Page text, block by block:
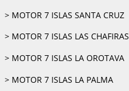
> MOTOR 7 ISLAS SANTA CRUZ
> MOTOR 7 ISLAS LAS CHAFIRAS
> MOTOR 7 ISLAS LA OROTAVA
> MOTOR 7 ISLAS LA PALMA